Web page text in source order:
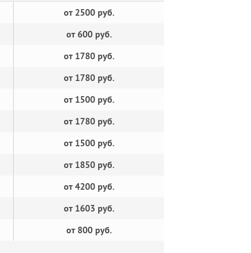
от 2500 руб.
от 600 руб.
от 1780 руб.
от 1780 руб.
от 1500 руб.
от 1780 руб.
от 1500 руб.
от 1850 руб.
от 4200 руб.
от 1603 руб.
от 800 руб.